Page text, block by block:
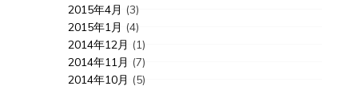
2015年4月 (3)
2015年1月 (4)
2014年12月 (1)
2014年11月 (7)
2014年10月 (5)